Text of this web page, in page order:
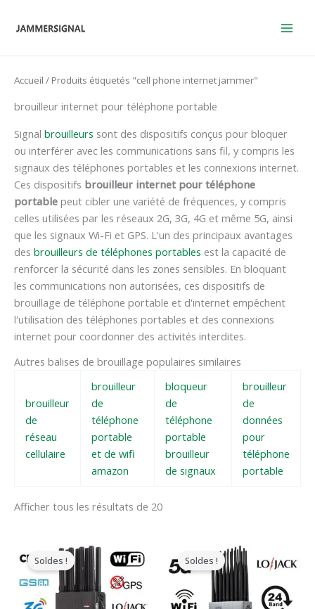
Accueil / Produits étiquetés "cell phone internet jammer"
brouilleur internet pour téléphone portable
Signal brouilleurs sont des dispositifs conçus pour bloquer
ou interférer avec les communications sans fil, y compris les
signaux des téléphones portables et les connexions internet.
Ces dispositifs brouilleur internet pour téléphone
portable peut cibler une variété de fréquences, y compris
celles utilisées par les réseaux 2G, 3G, 4G et même 5G, ainsi
que les signaux Wi-Fi et GPS. L'un des principaux avantages
des brouilleurs de téléphones portables est la capacité de
renforcer la sécurité dans les zones sensibles. En bloquant
les communications non autorisées, ces dispositifs de
brouillage de téléphone portable et d'internet empêchent
l'utilisation des téléphones portables et des connexions
internet pour coordonner des activités interdites.
Autres balises de brouillage populaires similaires
brouilleur
de
réseau
cellulaire
brouilleur
de
téléphone
portable
et de wifi
amazon
bloqueur
de
téléphone
portable
brouilleur
de signaux
brouilleur
de
données
pour
téléphone
portable
Afficher tous les résultats de 20
Soldes !
prix
original
était
:
$599.00.
prix
actuel
est
:
$219.99.
Soldes !
prix
original
était
$1,599.00.
prix
actuel
$829.88.